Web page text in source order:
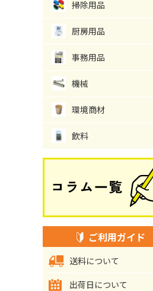
掃除用品
厨房用品
事務用品
機械
環境商材
飲料
ご利用ガイド
送料について
出荷日について